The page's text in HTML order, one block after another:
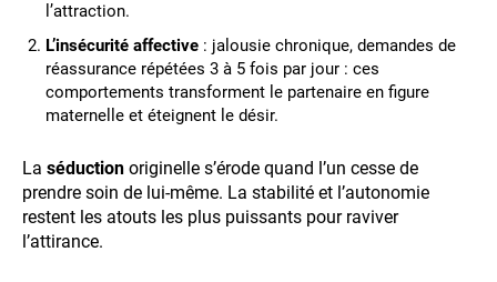
l’attraction.
L’insécurité affective : jalousie chronique, demandes de
réassurance répétées 3 à 5 fois par jour : ces
comportements transforment le partenaire en figure
maternelle et éteignent le désir.
La séduction originelle s’érode quand l’un cesse de
prendre soin de lui-même. La stabilité et l’autonomie
restent les atouts les plus puissants pour raviver
l’attirance.